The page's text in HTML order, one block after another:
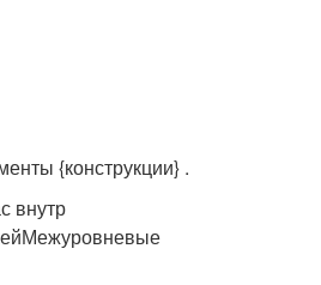
{конструкции} .
внутр